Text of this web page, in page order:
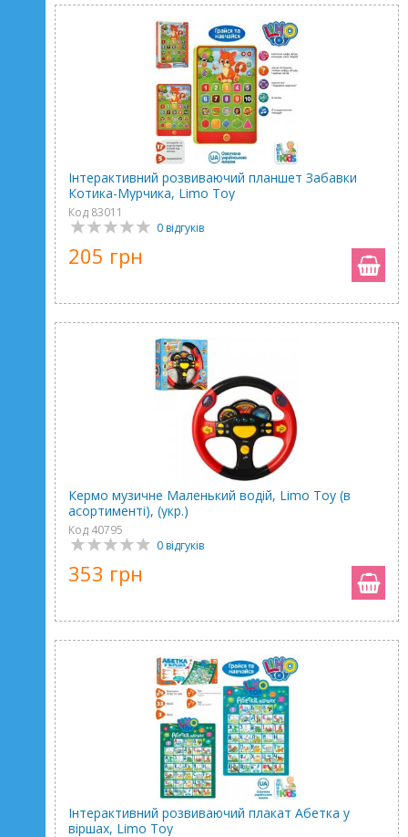
Інтерактивний розвиваючий планшет Забавки
Котика-Мурчика, Limo Toy
Код 83011
0 відгуків
205 грн
Кермо музичне Маленький водій, Limo Toy (в
асортименті), (укр.)
Код 40795
0 відгуків
353 грн
Інтерактивний розвиваючий плакат Абетка у
віршах, Limo Toy